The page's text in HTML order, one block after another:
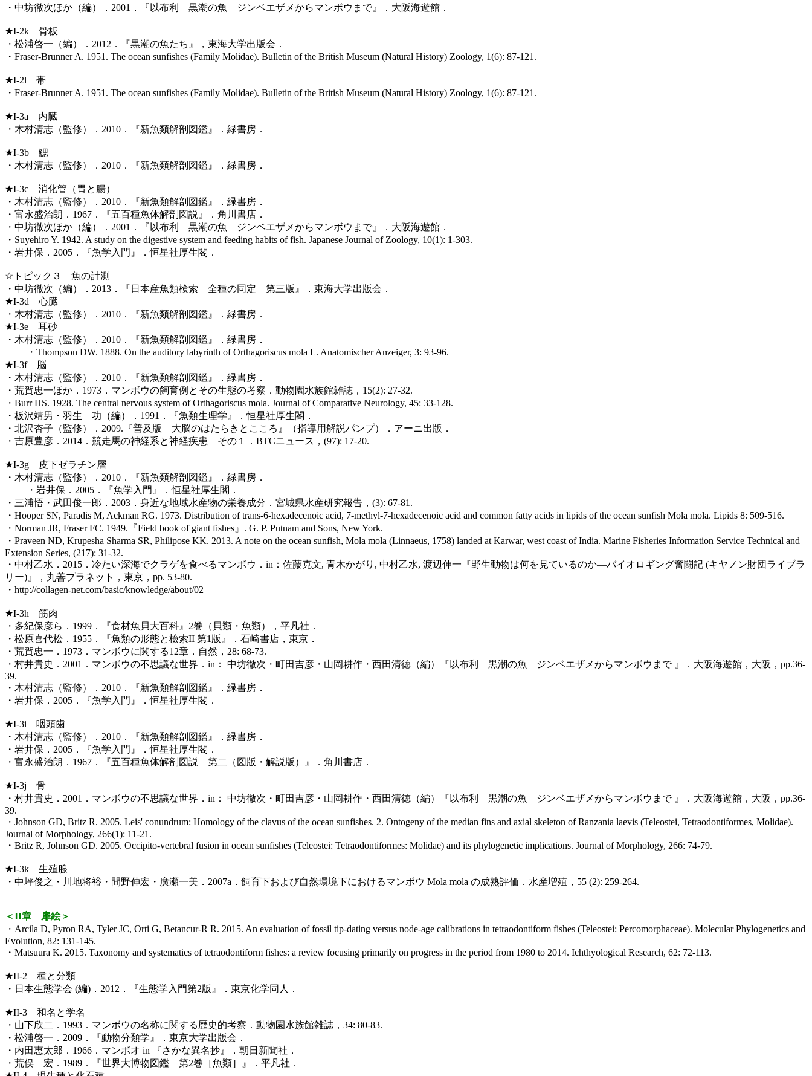
・中坊徹次ほか（編）．2001．『以布利 黒潮の魚 ジンベエザメからマンボウまで』．大阪海遊館．
★I-2k 骨板
・松浦啓一（編）．2012．『黒潮の魚たち』，東海大学出版会．
・Fraser-Brunner A. 1951. The ocean sunfishes (Family Molidae). Bulletin of the British Museum (Natural History) Zoology, 1(6): 87-121.
★I-2l 帯
・Fraser-Brunner A. 1951. The ocean sunfishes (Family Molidae). Bulletin of the British Museum (Natural History) Zoology, 1(6): 87-121.
★I-3a 内臓
・木村清志（監修）．2010．『新魚類解剖図鑑』．緑書房．
★I-3b 鰓
・木村清志（監修）．2010．『新魚類解剖図鑑』．緑書房．
★I-3c 消化管（胃と腸）
・木村清志（監修）．2010．『新魚類解剖図鑑』．緑書房．
・富永盛治朗．1967．『五百種魚体解剖図説』．角川書店．
・中坊徹次ほか（編）．2001．『以布利 黒潮の魚 ジンベエザメからマンボウまで』．大阪海遊館．
・Suyehiro Y. 1942. A study on the digestive system and feeding habits of fish. Japanese Journal of Zoology, 10(1): 1-303.
・岩井保．2005．『魚学入門』．恒星社厚生閣．
☆トピック３ 魚の計測
・中坊徹次（編）．2013．『日本産魚類検索 全種の同定 第三版』．東海大学出版会．
★I-3d 心臓
・木村清志（監修）．2010．『新魚類解剖図鑑』．緑書房．
★I-3e 耳砂
・木村清志（監修）．2010．『新魚類解剖図鑑』．緑書房．
・Thompson DW. 1888. On the auditory labyrinth of Orthagoriscus mola L. Anatomischer Anzeiger, 3: 93-96.
★I-3f 脳
・木村清志（監修）．2010．『新魚類解剖図鑑』．緑書房．
・荒賀忠一ほか．1973．マンボウの飼育例とその生態の考察．動物園水族館雑誌，15(2): 27-32.
・Burr HS. 1928. The central nervous system of Orthagoriscus mola. Journal of Comparative Neurology, 45: 33-128.
・板沢靖男・羽生 功（編）．1991．『魚類生理学』．恒星社厚生閣．
・北沢杏子（監修）．2009.『普及版 大脳のはたらきとこころ』（指導用解説パンプ）．アーニ出版．
・吉原豊彦．2014．競走馬の神経系と神経疾患 その１．BTCニュース，(97): 17-20.
★I-3g 皮下ゼラチン層
・木村清志（監修）．2010．『新魚類解剖図鑑』．緑書房．
・岩井保．2005．『魚学入門』．恒星社厚生閣．
・三浦悟・武田俊一郎．2003．身近な地域水産物の栄養成分．宮城県水産研究報告，(3): 67-81.
・Hooper SN, Paradis M, Ackman RG. 1973. Distribution of trans-6-hexadecenoic acid, 7-methyl-7-hexadecenoic acid and common fatty acids in lipids of the ocean sunfish Mola mola. Lipids 8: 509-516.
・Norman JR, Fraser FC. 1949.『Field book of giant fishes』. G. P. Putnam and Sons, New York.
・Praveen ND, Krupesha Sharma SR, Philipose KK. 2013. A note on the ocean sunfish, Mola mola (Linnaeus, 1758) landed at Karwar, west coast of India. Marine Fisheries Information Service Technical and
Extension Series, (217): 31-32.
・中村乙水．2015．冷たい深海でクラゲを食べるマンボウ．in：佐藤克文, 青木かがり, 中村乙水, 渡辺伸一『野生動物は何を見ているのか―バイオロギング奮闘記 (キヤノン財団ライブラ
リー)』，丸善プラネット，東京，pp. 53-80.
・http://collagen-net.com/basic/knowledge/about/02
★I-3h 筋肉
・多紀保彦ら．1999．『食材魚貝大百科』2巻（貝類・魚類），平凡社．
・松原喜代松．1955．『魚類の形態と檢索II 第1版』．石崎書店，東京．
・荒賀忠一．1973．マンボウに関する12章．自然，28: 68-73.
・村井貴史．2001．マンボウの不思議な世界．in： 中坊徹次・町田吉彦・山岡耕作・西田清徳（編）『以布利 黒潮の魚 ジンベエザメからマンボウまで 』．大阪海遊館，大阪，pp.36-
39.
・木村清志（監修）．2010．『新魚類解剖図鑑』．緑書房．
・岩井保．2005．『魚学入門』．恒星社厚生閣．
★I-3i 咽頭歯
・木村清志（監修）．2010．『新魚類解剖図鑑』．緑書房．
・岩井保．2005．『魚学入門』．恒星社厚生閣．
・富永盛治朗．1967．『五百種魚体解剖図説 第二（図版・解説版）』．角川書店．
★I-3j 骨
・村井貴史．2001．マンボウの不思議な世界．in： 中坊徹次・町田吉彦・山岡耕作・西田清徳（編）『以布利 黒潮の魚 ジンベエザメからマンボウまで 』．大阪海遊館，大阪，pp.36-
39.
・Johnson GD, Britz R. 2005. Leis' conundrum: Homology of the clavus of the ocean sunfishes. 2. Ontogeny of the median fins and axial skeleton of Ranzania laevis (Teleostei, Tetraodontiformes, Molidae).
Journal of Morphology, 266(1): 11-21.
・Britz R, Johnson GD. 2005. Occipito-vertebral fusion in ocean sunfishes (Teleostei: Tetraodontiformes: Molidae) and its phylogenetic implications. Journal of Morphology, 266: 74-79.
★I-3k 生殖腺
・中坪俊之・川地将裕・間野伸宏・廣瀬一美．2007a．飼育下および自然環境下におけるマンボウ Mola mola の成熟評価．水産増殖，55 (2): 259-264.
＜II章 扉絵＞
・Arcila D, Pyron RA, Tyler JC, Orti G, Betancur-R R. 2015. An evaluation of fossil tip-dating versus node-age calibrations in tetraodontiform fishes (Teleostei: Percomorphaceae). Molecular Phylogenetics and
Evolution, 82: 131-145.
・Matsuura K. 2015. Taxonomy and systematics of tetraodontiform fishes: a review focusing primarily on progress in the period from 1980 to 2014. Ichthyological Research, 62: 72-113.
★II-2 種と分類
・日本生態学会 (編)．2012．『生態学入門第2版』．東京化学同人．
★II-3 和名と学名
・山下欣二．1993．マンボウの名称に関する歴史的考察．動物園水族館雑誌，34: 80-83.
・松浦啓一．2009．『動物分類学』．東京大学出版会．
・内田恵太郎．1966．マンボオ in 『さかな異名抄』．朝日新聞社．
・荒俣 宏．1989．『世界大博物図鑑 第2巻［魚類］』．平凡社．